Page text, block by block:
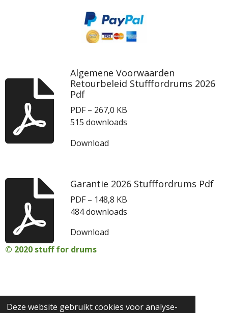
Deze website gebruikt cookies voor analyse-
Algemene Voorwaarden
Retourbeleid Stufffordrums 2026
Pdf
PDF – 267,0 KB
515 downloads
Download
Garantie 2026 Stufffordrums Pdf
PDF – 148,8 KB
484 downloads
Download
© 2020 stuff for drums